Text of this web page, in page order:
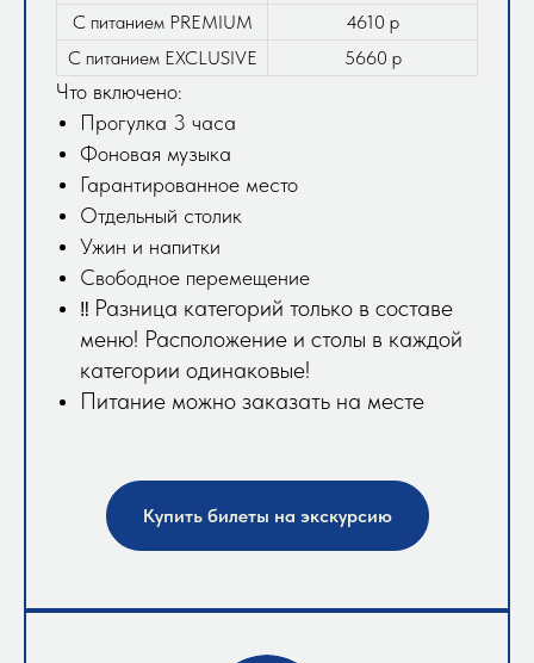
С питанием PREMIUM
4610 р
С питанием EXCLUSIVE
5660 р
Что включено:
Прогулка 3 часа
Фоновая музыка
Гарантированное место
Отдельный столик
Ужин и напитки
Свободное перемещение
‼️ Разница категорий только в составе
меню! Расположение и столы в каждой
категории одинаковые!
Питание можно заказать на месте
Купить билеты на экскурсию